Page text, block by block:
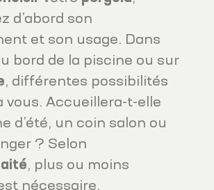
d’abord son
et son usage. Dans
bord de la piscine ou sur
, différentes possibilités
vous. Accueillera-t-elle
d’été, un coin salon ou
? Selon
, plus ou moins
nécessaire.